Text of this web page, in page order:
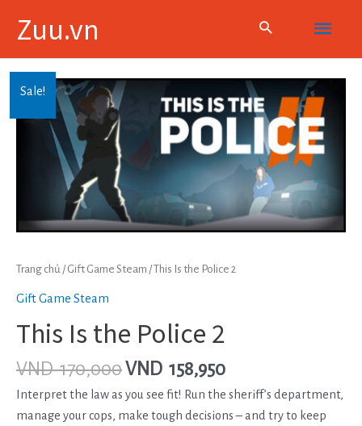
Zuu.vn
Main
Menu
Sale!
Trang chủ /Gift Game Steam / This Is the Police 2
Gift Game Steam
This Is the Police 2
VND170,000VND 158,950
Interpret the law as you see fit! Run the sheriff’s department,
manage your cops, make tough decisions – and try to keep